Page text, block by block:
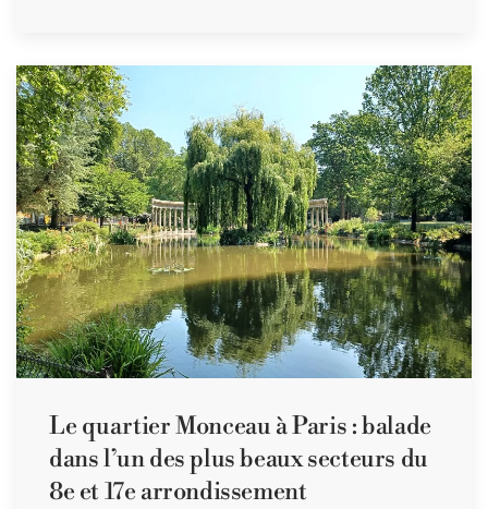
Le quartier Monceau à Paris : balade
dans l’un des plus beaux secteurs du
8e et 17e arrondissement